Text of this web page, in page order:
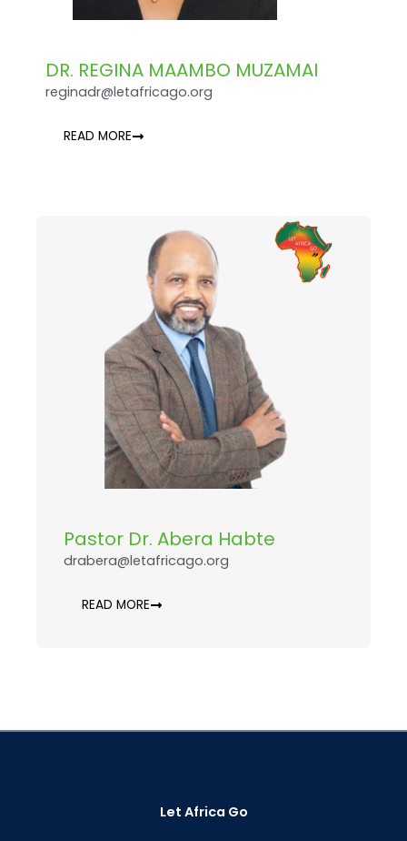
DR. REGINA MAAMBO MUZAMAI
reginadr@letafricago.org
READ MORE
Pastor Dr. Abera Habte
drabera@letafricago.org
READ MORE
Let Africa Go